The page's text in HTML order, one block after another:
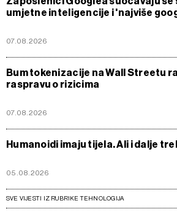
umjetne inteligencije i 'najviše
07.08.2026
Bum tokenizacije na Wall Streetu
raspravu o rizicima
07.08.2026
Humanoidi imaju tijela. Ali i dalje
05.08.2026
SVE VIJESTI IZ RUBRIKE TEHNOLOGIJA